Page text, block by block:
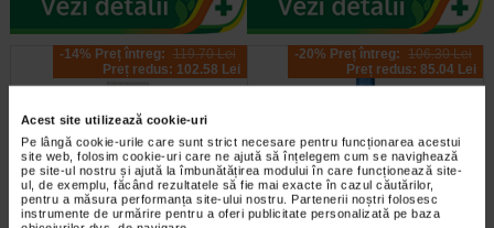
Acest site utilizează cookie-uri
Pe lângă cookie-urile care sunt strict necesare pentru funcționarea acestui
site web, folosim cookie-uri care ne ajută să înțelegem cum se navighează
pe site-ul nostru și ajută la îmbunătățirea modului în care funcționează site-
ul, de exemplu, făcând rezultatele să fie mai exacte în cazul căutărilor,
pentru a măsura performanța site-ului nostru. Partenerii noștri folosesc
instrumente de urmărire pentru a oferi publicitate personalizată pe baza
-14% Preț întreg: 119.70 Lei
Preț redus: 102.58 Lei
-20% Preț întreg: 106.30 Lei
Preț redus: 85.04 Lei